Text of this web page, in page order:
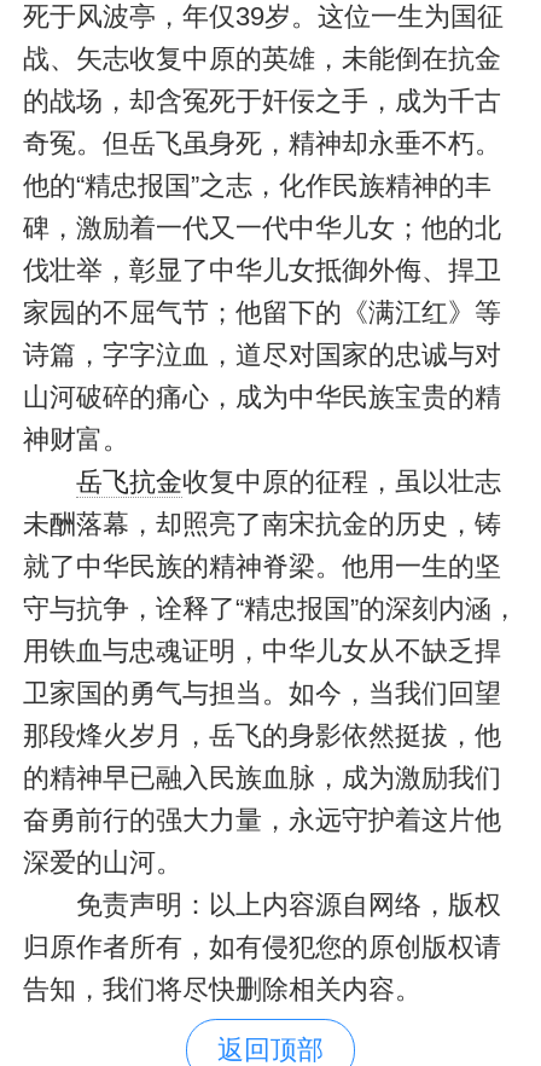
死于风波亭，年仅39岁。这位一生为国征
战、矢志收复中原的英雄，未能倒在抗金
的战场，却含冤死于奸佞之手，成为千古
奇冤。但岳飞虽身死，精神却永垂不朽。
他的“精忠报国”之志，化作民族精神的丰
碑，激励着一代又一代中华儿女；他的北
伐壮举，彰显了中华儿女抵御外侮、捍卫
家园的不屈气节；他留下的《满江红》等
诗篇，字字泣血，道尽对国家的忠诚与对
山河破碎的痛心，成为中华民族宝贵的精
神财富。
岳飞抗金收复中原的征程，虽以壮志
未酬落幕，却照亮了南宋抗金的历史，铸
就了中华民族的精神脊梁。他用一生的坚
守与抗争，诠释了“精忠报国”的深刻内涵，
用铁血与忠魂证明，中华儿女从不缺乏捍
卫家国的勇气与担当。如今，当我们回望
那段烽火岁月，岳飞的身影依然挺拔，他
的精神早已融入民族血脉，成为激励我们
奋勇前行的强大力量，永远守护着这片他
深爱的山河。
免责声明：以上内容源自网络，版权
归原作者所有，如有侵犯您的原创版权请
告知，我们将尽快删除相关内容。
返回顶部